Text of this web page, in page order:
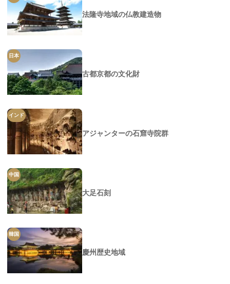
法隆寺地域の仏教建造物
日本
古都京都の文化財
インド
アジャンターの石窟寺院群
中国
大足石刻
韓国
慶州歴史地域